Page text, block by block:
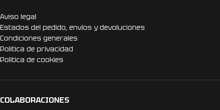
Aviso legal
Estados del pedido, envíos y devoluciones
Condiciones generales
Politica de privacidad
Politica de cookies
COLABORACIONES